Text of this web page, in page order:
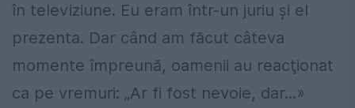
în televiziune. Eu eram într-un juriu şi el
prezenta. Dar când am făcut câteva
momente împreună, oamenii au reacţionat
ca pe vremuri: „Ar fi fost nevoie, dar...»